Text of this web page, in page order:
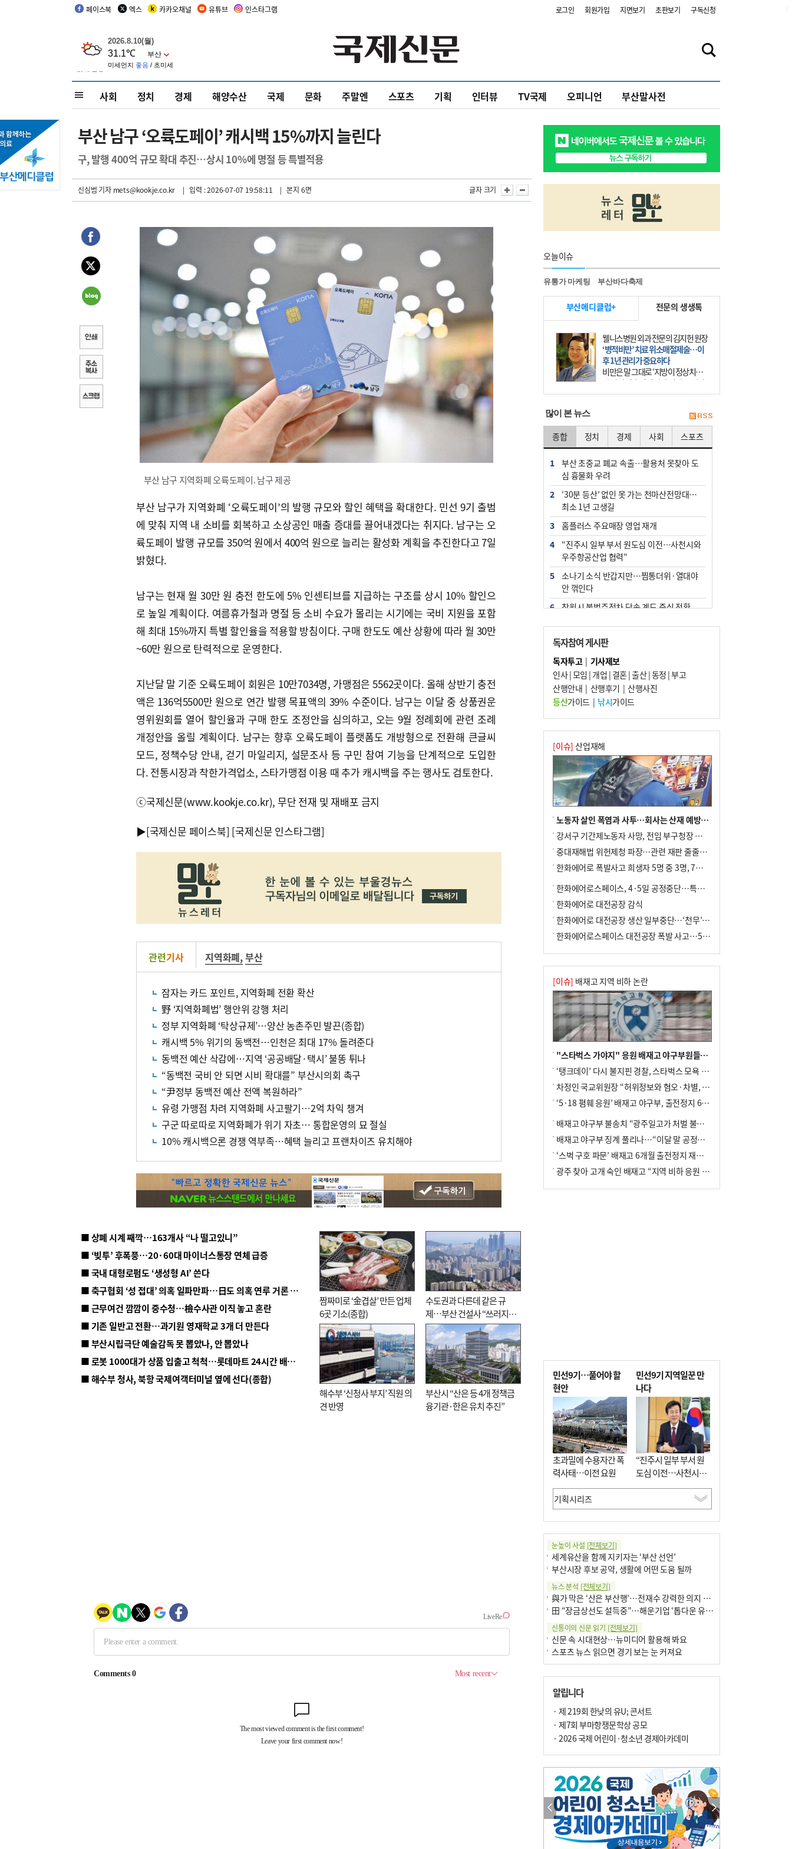
페이스북 엑스 카카오채널 유튜브 인스타그램 로그인 회원가입 지면보기 초판보기 구독신청
사회 정치 경제 해양수산 국제 문화 주말엔 스포츠 기획 인터뷰 TV국제 오피니언 부산말사전
부산 남구 ‘오륙도페이’ 캐시백 15%까지 늘린다
구, 발행 400억 규모 확대 추진…상시 10%에 명절 등 특별적용
신심범 기자mets@kookje.co.kr | 입력 : 2026-07-07 19:58:11 | 본지 6면 글자 크기
부산 남구 지역화폐 오륙도페이. 남구 제공
부산 남구가 지역화폐 ‘오륙도페이’의 발행 규모와 할인 혜택을 확대한다. 민선 9기 출범
에 맞춰 지역 내 소비를 회복하고 소상공인 매출 증대를 끌어내겠다는 취지다. 남구는 오
륙도페이 발행 규모를 350억 원에서 400억 원으로 늘리는 활성화 계획을 추진한다고 7일
밝혔다.
남구는 현재 월 30만 원 충전 한도에 5% 인센티브를 지급하는 구조를 상시 10% 할인으
로 높일 계획이다. 여름휴가철과 명절 등 소비 수요가 몰리는 시기에는 국비 지원을 포함
해 최대 15%까지 특별 할인율을 적용할 방침이다. 구매 한도도 예산 상황에 따라 월 30만
~60만 원으로 탄력적으로 운영한다.
지난달 말 기준 오륙도페이 회원은 10만7034명, 가맹점은 5562곳이다. 올해 상반기 충전
액은 136억5500만 원으로 연간 발행 목표액의 39% 수준이다. 남구는 이달 중 상품권운
영위원회를 열어 할인율과 구매 한도 조정안을 심의하고, 오는 9월 정례회에 관련 조례
개정안을 올릴 계획이다. 남구는 향후 오륙도페이 플랫폼도 개방형으로 전환해 큰글씨
모드, 정책수당 안내, 걷기 마일리지, 설문조사 등 구민 참여 기능을 단계적으로 도입한
다. 전통시장과 착한가격업소, 스타가맹점 이용 때 추가 캐시백을 주는 행사도 검토한다.
ⓒ국제신문(www.kookje.co.kr), 무단 전재 및 재배포 금지
▶[국제신문 페이스북] [국제신문 인스타그램]
관련기사 지역화폐,부산
잠자는 카드 포인트, 지역화폐 전환 확산
野 ‘지역화폐법’ 행안위 강행 처리
정부 지역화폐 ‘탁상규제’…양산 농촌주민 발끈(종합)
캐시백 5% 위기의 동백전…인천은 최대 17% 돌려준다
동백전 예산 삭감에…지역 ‘공공배달·택시’ 불똥 튀나
“동백전 국비 안 되면 시비 확대를” 부산시의회 촉구
“尹정부 동백전 예산 전액 복원하라”
유령 가맹점 차려 지역화폐 사고팔기…2억 차익 챙겨
구군 따로따로 지역화폐가 위기 자초… 통합운영의 묘 절실
10% 캐시백으론 경쟁 역부족…혜택 늘리고 프랜차이즈 유치해야
■ 상폐 시계 째깍…163개사 “나 떨고있니”
■ ‘빚투’ 후폭풍…20·60대 마이너스통장 연체 급증
■ 국내 대형로펌도 ‘생성형 AI’ 쓴다
■ 축구협회 ‘성 접대’ 의혹 일파만파…日도 의혹 연루 거론 심판 2명 조사
■ 근무여건 깜깜이 중수청…檢수사관 이직 놓고 혼란
■ 기존 일반고 전환…과기원 영재학교 3개 더 만든다
■ 부산시립극단 예술감독 못 뽑았나, 안 뽑았나
■ 로봇 1000대가 상품 입출고 척척…롯데마트 24시간 배송 자동화
■ 해수부 청사, 북항 국제여객터미널 옆에 선다(종합)
짬짜미로 ‘金겹살’ 만든 업체
6곳 기소(종합)
수도권과 다른데 같은 규
제…부산 건설사 “쓰러지기
직전”
해수부 ‘신청사 부지’ 직원 의
견 반영
부산시 “산은 등 4개 정책금
융기관·한은 유치 추진”
오늘이슈
유통가 마케팅 부산바다축제
부산메디클럽+ 전문의 생생톡
웰니스병원 외과 전문의 김지헌 원장
‘병적비만’ 치료 위소매절제술…이
후 1년 관리가 중요하다
비만은 말 그대로 ‘지방이 정상치보
다 더 많이 축적된 상태’이다. 그러나
비만은 더는 외모의 문제에 끝나지 않
많이 본 뉴스
종합 정치 경제 사회 스포츠
1
부산 초중교 폐교 속출…활용처 못찾아 도
심 흉물화 우려
2
‘30분 등산’ 없인 못 가는 천마산전망대…
최소 1년 고생길
3
홈플러스 주요매장 영업 재개
4
“진주시 일부 부서 원도심 이전…사천시와
우주항공산업 협력”
5
소나기 소식 반갑지만…찜통더위·열대야
안 꺾인다
6
창원시 불법주정차 단속 계도 중심 전환
7
엘시티 ‘사무장병원’ 일당 기소…명의 빌려
준 의사는 구속
8
인신매매 탈출하다 다친 외국인, 치료비 폭
탄까지 맞을뻔
9
[와이라노]‘공공기관 지방이전’ 효과 있었
나 살펴보니
10 신고 없이 홍보·모집…민간임대조합 피해
주의보
독자참여 게시판
독자투고| 기사제보
인사|모임 | 개업 | 결혼|출산|동정 |부고
산행안내 | 산행후기 | 산행사진
등산가이드| 낚시가이드
[이슈] 산업재해
노동자 살인 폭염과 사투…회사는 산재 예방·전기료 절감 전력
강서구 기간제노동자 사망, 전임 부구청장 檢 송치
중대재해법 위헌제청 파장…관련 재판 줄줄이 브레이크
한화에어로 폭발사고 희생자 5명 중 3명, 7일 영면
한화에어로스페이스, 4·5일 공정중단…특별 안전점검
한화에어로 대전공장 감식
한화에어로 대전공장 생산 일부중단…‘천무’ 수출 비상
한화에어로스페이스 대전공장 폭발 사고…5명 사망·2명 부상(종합)
[이슈] 배재고 지역 비하 논란
"스타벅스 가야지" 응원 배재고 야구부원들, 학교서 징계 처분
‘탱크데이’ 다시 불지핀 경찰, 스타벅스 모욕 혐의 압수수색
차정인 국교위원장 “허위정보와 혐오·차별, 학교 교실까지 유입"
‘5·18 폄훼 응원’ 배재고 야구부, 출전정지 6개월→1개월 감경
배재고 야구부 불송치 “광주일고가 처벌 불원 의사 표해”
배재고 야구부 징계 풀리나…“이달 말 공정위서 재심의”
‘스벅 구호 파문’ 배재고 6개월 출전정지 재심 신청키로
광주 찾아 고개 숙인 배재고 “지역 비하 응원 잘못”(종합)
민선9기…풀어야 할
현안
초과밀에 수용자간 폭
력사태…이전 요원
민선9기 지역일꾼 만
나다
“진주시 일부 부서 원
도심 이전…사천시와
우주항공산업 협력”
눈높이 사설 [전체보기]
세계유산을 함께 지키자는 ‘부산 선언’
부산시장 후보 공약, 생활에 어떤 도움 될까
뉴스 분석 [전체보기]
與가 막은 ‘산은 부산행’…전재수 강력한 의지 표명 없인 공염불
田 “장금상선도 설득중”…해운기업 ‘톱다운 유치전’ 가속
신통이의 신문 읽기 [전체보기]
신문 속 시대현상…뉴미디어 활용해 봐요
스포츠 뉴스 읽으면 경기 보는 눈 커져요
구·군 승진 축하화분 관행 없애자니 소상공인 울상
팩트체크[전체보기]
의령 한우산 털중나리
한 손 뉴스[전체보기]
고향사랑기부제 세액공제, 내년부터 최대 560만 원
시민이 개발한 폭염 대응 앱 ‘그늘로’ 길안내 지도 등 인기
오늘의 날씨-[전체보기]
오늘의 날씨- 2026년 8월 10일
알립니다
· 제 219회 한낮의 유U; 콘서트
· 제7회 부마항쟁문학상 공모
· 2026 국제 어린이·청소년 경제아카데미